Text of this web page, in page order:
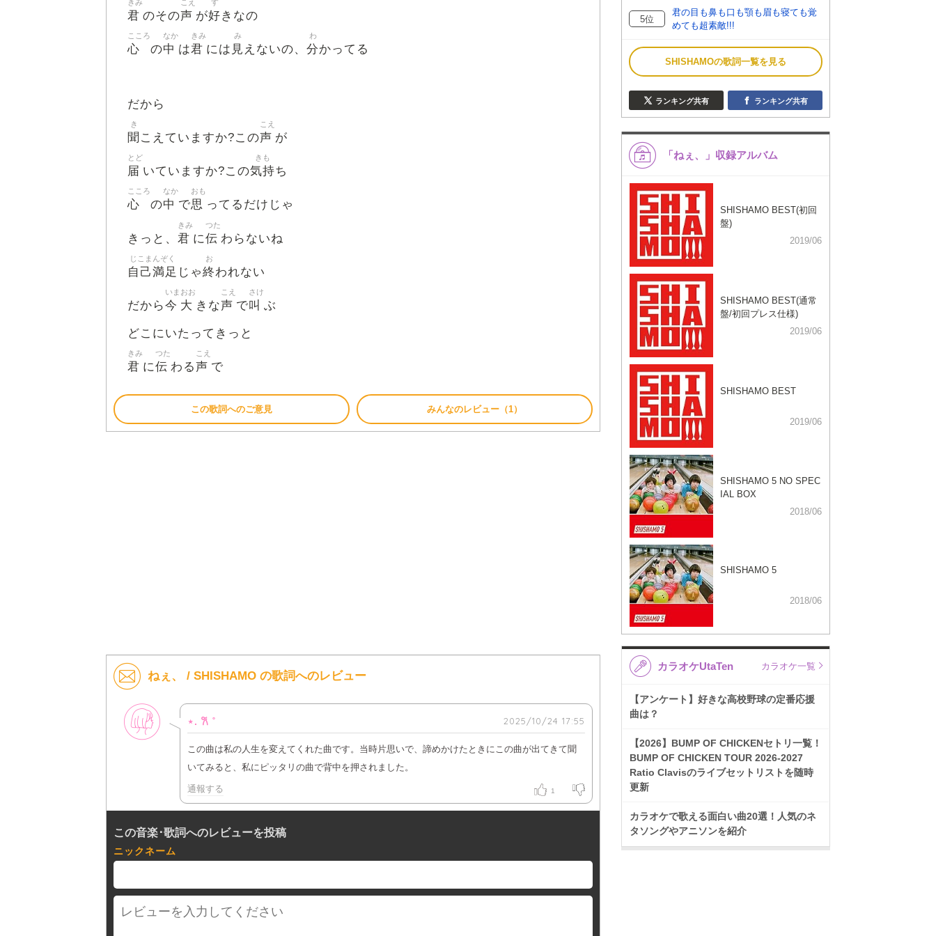
君
きみ
のその声
こえ
が好
す
きなの
心
こころ
の中
なか
は君
きみ
には 見
み
えないの、 分
わ
かってる
だから
聞
き
こえていますか?この声
こえ
が
届
とど
いていますか?この気持
きも
ち
心
こころ
の中
なか
で思
おも
ってるだけじゃ
きっと、 君
きみ
に伝
つた
わらないね
自己満足
じこまんぞく
じゃ終
お
われない
だから今
いま
大
おお
きな声
こえ
で叫
さけ
ぶ
どこにいたってきっと
君
きみ
に伝
つた
わる声
こえ
で
この歌詞へのご意見 みんなのレビュー（1）
ねぇ、 / SHISHAMO の歌詞へのレビュー
女性
⋆. 𐙚 ˚ 2025/10/24 17:55
この曲は私の人生を変えてくれた曲です。当時片思いで、諦めかけたときにこの曲が出てきて聞
いてみると、私にピッタリの曲で背中を押されました。
通報する 1
この音楽･歌詞へのレビューを投稿
ニックネーム
5位
君の目も鼻も口も顎も眉も寝ても覚
めても超素敵!!!
SHISHAMOの歌詞一覧を見る
ランキング共有 ランキング共有
「ねぇ、」収録アルバム
SHISHAMO BEST(初回
盤)
2019/06
SHISHAMO BEST(通常
盤/初回プレス仕様)
2019/06
SHISHAMO BEST
2019/06
SHISHAMO 5 NO SPEC
IAL BOX
2018/06
SHISHAMO 5
2018/06
カラオケUtaTen カラオケ一覧
【アンケート】好きな高校野球の定番応援
曲は？
【2026】BUMP OF CHICKENセトリ一覧！
BUMP OF CHICKEN TOUR 2026-2027
Ratio Clavisのライブセットリストを随時
更新
カラオケで歌える面白い曲20選！人気のネ
タソングやアニソンを紹介